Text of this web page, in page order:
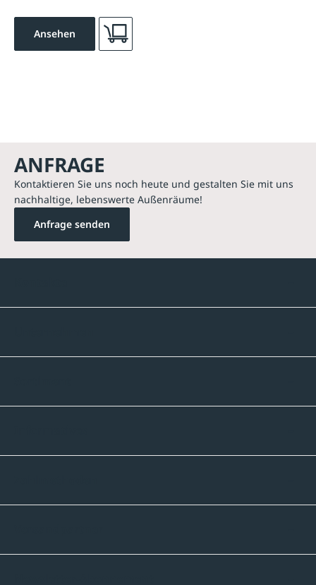
Ansehen
ANFRAGE
Kontaktieren Sie uns noch heute und gestalten Sie mit uns
nachhaltige, lebenswerte Außenräume!
Anfrage senden